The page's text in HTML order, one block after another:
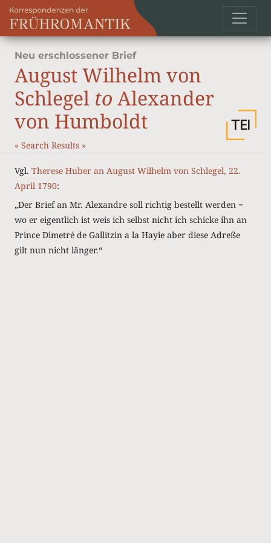
Neu erschlossener Brief
August Wilhelm von
Schlegel to Alexander
von Humboldt
« Search Results »
Vgl. Therese Huber an August Wilhelm von Schlegel, 22.
April 1790:
„Der Brief an Mr. Alexandre soll richtig bestellt werden −
wo er eigentlich ist weis ich selbst nicht ich schicke ihn an
Prince Dimetré de Gallitzin a la Hayie aber diese Adreße
gilt nun nicht länger.“